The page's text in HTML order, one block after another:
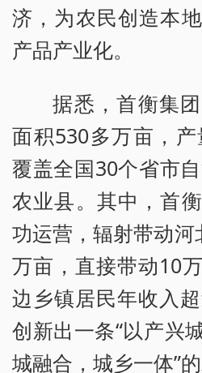
济，为农民创造本
产品产业化。
据悉，首衡集
面积530多万亩，产
覆盖全国30个省市
农业县。其中，首
功运营，辐射带动
万亩，直接带动10
边乡镇居民年收入
创新出一条“以产兴
城融合，城乡一体”的